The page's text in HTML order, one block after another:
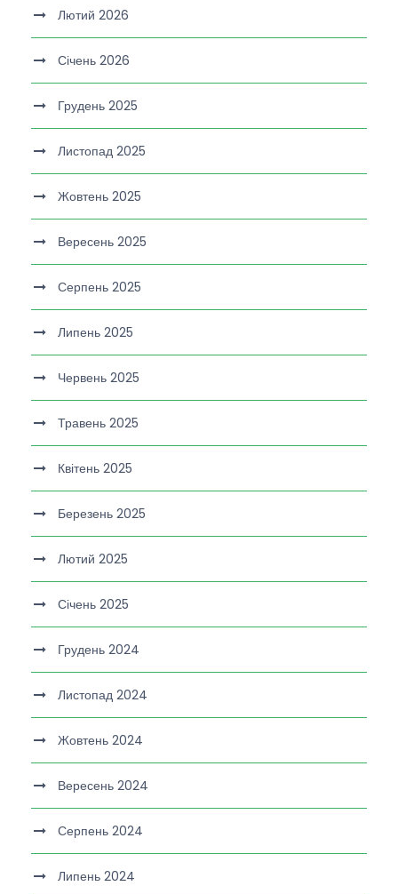
Лютий 2026
Січень 2026
Грудень 2025
Листопад 2025
Жовтень 2025
Вересень 2025
Серпень 2025
Липень 2025
Червень 2025
Травень 2025
Квітень 2025
Березень 2025
Лютий 2025
Січень 2025
Грудень 2024
Листопад 2024
Жовтень 2024
Вересень 2024
Серпень 2024
Липень 2024